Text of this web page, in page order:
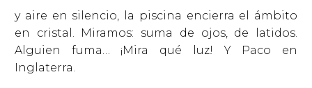
y aire en silencio, la piscina encierra el ámbito
en cristal. Miramos: suma de ojos, de latidos.
Alguien fuma… ¡Mira qué luz! Y Paco en
Inglaterra.